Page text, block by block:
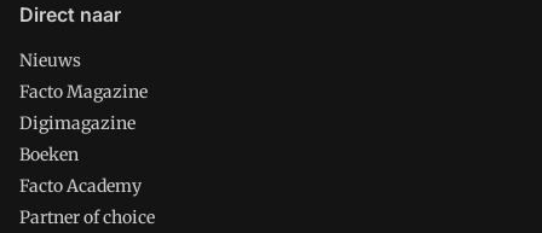
Direct naar
Nieuws
Facto Magazine
Digimagazine
Boeken
Facto Academy
Partner of choice